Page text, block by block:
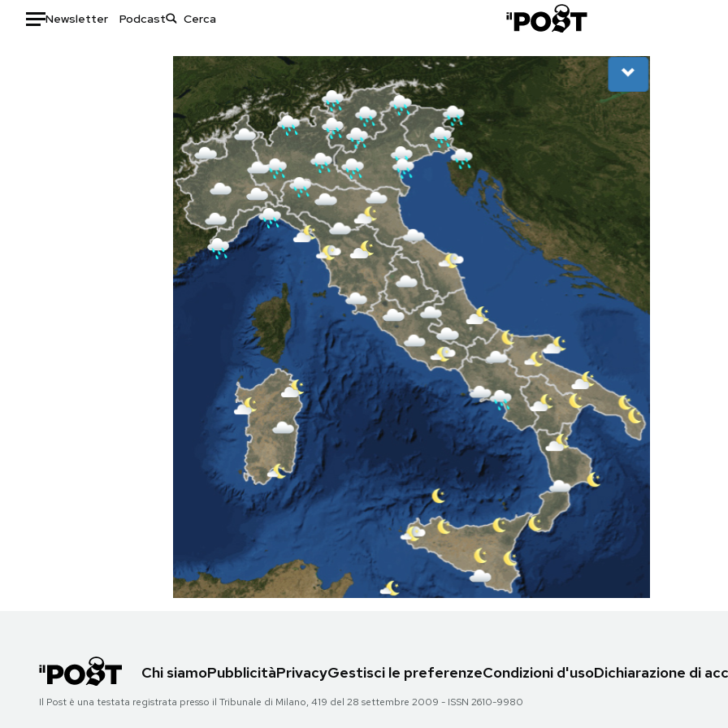
Newsletter Podcast
Auto
Moda
Libri
Consumismi
Storie/Idee
Ok Boomer!
Media
Altrecose
Mondiali calcio 2026
AREA PERSONALE
Area Personale
Chi siamoPubblicitàPrivacyGestisci le preferenzeCondizioni d'usoDichiarazione di
Il Post è una testata registrata presso il Tribunale di Milano, 419 del 28 settembre 2009 - ISSN 2610-9980